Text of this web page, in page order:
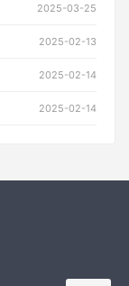
2025-03-25
2025-02-13
2025-02-14
2025-02-14